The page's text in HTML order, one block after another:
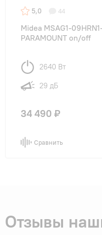
5,0 44
Midea MSAG1-
PARAMOUNT on/off
2640 Вт
29 дБ
34 490 ₽
Сравнить
Отзывы